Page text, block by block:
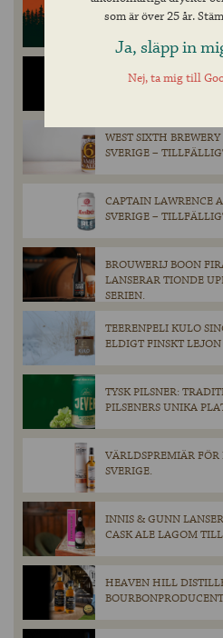
HAPPY AMBER PÅ
EXKLUSIV
STOUT PÅ
WEST SIXTH
SVERIGE –
CAPTAIN LAWRENCE
SVERIGE –
BROUWERIJ BOON
LANSERAR TIONDE
SERIEN.
TEERENPELI KULO
ELDIGT FINSKT
TYSK PILSNER:
PILSENERS UNIKA
VÄRLDSPREMIÄR
SVERIGE.
INNIS & GUNN
CASK ALE LAGOM
HEAVEN HILL
som är över 25 år.
Ja, släpp in
Nej, ta mig till